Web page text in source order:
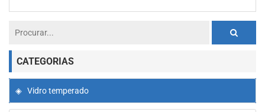
CATEGORIAS
Vidro temperado